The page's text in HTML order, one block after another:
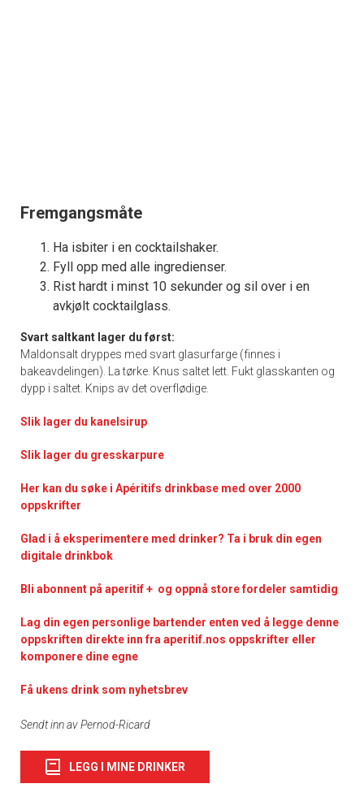
Fremgangsmåte
Ha isbiter i en cocktailshaker.
Fyll opp med alle ingredienser.
Rist hardt i minst 10 sekunder og sil over i en
avkjølt cocktailglass.
Svart saltkant lager du først:
Maldonsalt dryppes med svart glasurfarge (finnes i
bakeavdelingen). La tørke. Knus saltet lett. Fukt glasskanten og
dypp i saltet. Knips av det overflødige.
Slik lager du kanelsirup
Slik lager du gresskarpure
Her kan du søke i Apéritifs drinkbase med over 2000
oppskrifter
Glad i å eksperimentere med drinker? Ta i bruk din egen
digitale drinkbok
Bli abonnent på aperitif + og oppnå store fordeler samtidig
Lag din egen personlige bartender enten ved å legge denne
oppskriften direkte inn fra aperitif.nos oppskrifter eller
komponere dine egne
Få ukens drink som nyhetsbrev
Sendt inn av Pernod-Ricard
LEGG I MINE DRINKER